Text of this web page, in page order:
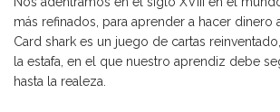
más refinados, para aprender a hacer dinero
Card shark es un juego de cartas
la estafa, en el que nuestro aprendiz debe
hasta la realeza.